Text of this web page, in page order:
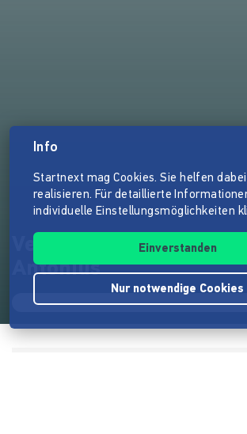
Versuchung des Heiligen
Antonius
Info
Startnext mag Cookies. Sie helfen
realisieren. Für detaillierte
individuelle Einstellungsmöglichkeiten
Einverstanden
Nur notwendige Cookies